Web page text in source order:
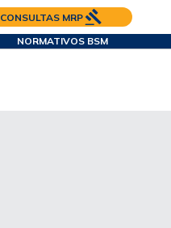
CONSULTAS MRP
NORMATIVOS BSM